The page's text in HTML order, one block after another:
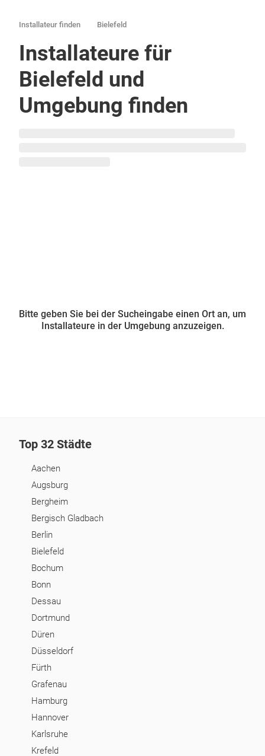
Installateur finden Bielefeld
Installateure für
Bielefeld und
Umgebung finden
Bitte geben Sie bei der Sucheingabe einen Ort an, um
Installateure in der Umgebung anzuzeigen.
Top 32 Städte
Aachen
Augsburg
Bergheim
Bergisch Gladbach
Berlin
Bielefeld
Bochum
Bonn
Dessau
Dortmund
Düren
Düsseldorf
Fürth
Grafenau
Hamburg
Hannover
Karlsruhe
Krefeld